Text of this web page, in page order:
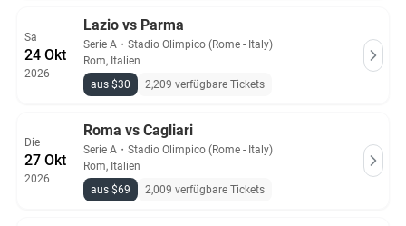
Sa
24 Okt
2026
Lazio vs Parma
Serie A ・ Stadio Olimpico (Rome - Italy)
Rom, Italien
aus $30
2,209 verfügbare Tickets
Die
27 Okt
2026
Roma vs Cagliari
Serie A ・ Stadio Olimpico (Rome - Italy)
Rom, Italien
aus $69
2,009 verfügbare Tickets